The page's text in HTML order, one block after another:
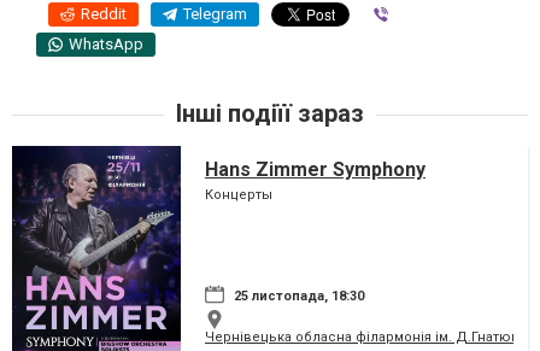
Reddit Telegram
WhatsApp
Інші подіїї зараз
Hans Zimmer Symphony
Концерты
25 листопада, 18:30
Чернівецька обласна філармонія ім. Д.Гнатюка